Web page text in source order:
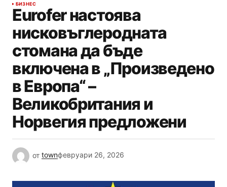
БИЗНЕС
Eurofer настоява
нисковъглеродната
стомана да бъде
включена в „Произведено
в Европа“ –
Великобритания и
Норвегия предложени
от townфевруари 26, 2026